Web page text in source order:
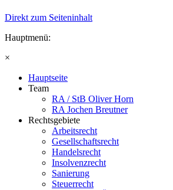
Direkt zum Seiteninhalt
Hauptmenü:
×
Hauptseite
Team
RA / StB Oliver Horn
RA Jochen Breutner
Rechtsgebiete
Arbeitsrecht
Gesellschaftsrecht
Handelsrecht
Insolvenzrecht
Sanierung
Steuerrecht